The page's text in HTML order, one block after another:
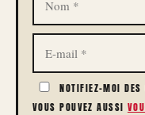
E-
MAIL
NOTIFIEZ-MOI
VOUS POUVEZ AUSSI